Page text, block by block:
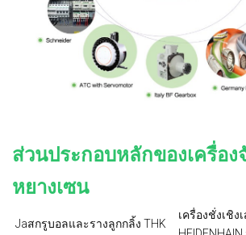
ส่วนประกอบหลักของเครื่อง
หยางเซน
Jaสกรูบอลและรางลูกกลิ้ง THK
เครื่องชั่งเชิ